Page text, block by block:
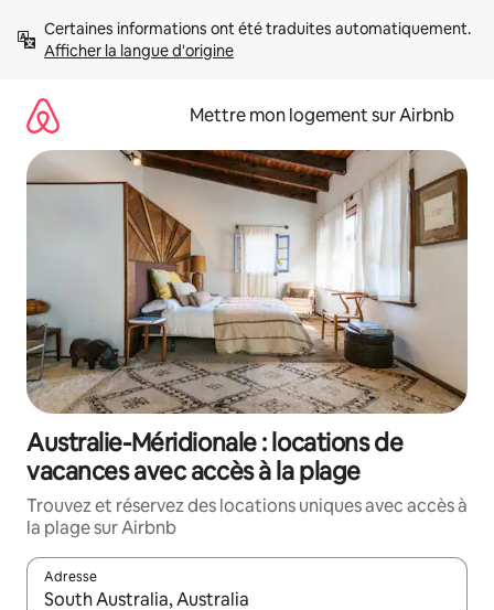
directement
Afficher la langue d'origine
Mettre mon logement sur Airbnb
Australie-Méridionale : locations de
vacances avec accès à la plage
Trouvez et réservez des locations uniques avec accès à
la plage sur Airbnb
Adresse
Lorsque les résultats s'affichent, utilisez les flèches vers le